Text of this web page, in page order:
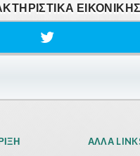
ΆΛΛΑ